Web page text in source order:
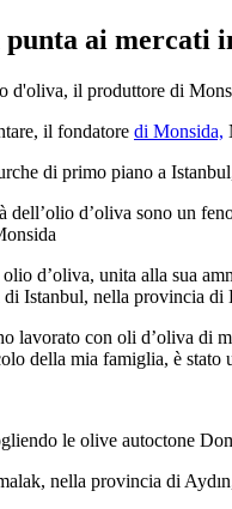
ai mercati
d'oliva, il produttore di
il fondatore di Monsida,
di primo piano a
d’oliva sono un
d’oliva, unita alla sua
Istanbul, nella provincia di
la­vora­to con oli d’oliva di
della mia famiglia, è
le olive autoctone
nella provincia di